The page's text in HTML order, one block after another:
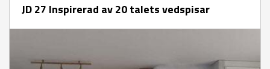
JD 27 Inspirerad av 20 talets vedspisar